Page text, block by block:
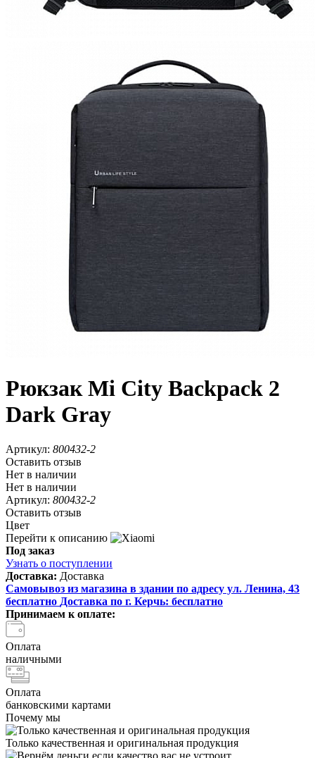
Рюкзак Mi City Backpack 2
Dark Gray
Артикул: 800432-2
Оставить отзыв
Нет в наличии
Нет в наличии
Артикул: 800432-2
Оставить отзыв
Цвет
Перейти к описанию
Под заказ
Узнать о поступлении
Доставка: Доставка
Самовывоз из магазина в здании по адресу ул. Ленина, 43
бесплатно Доставка по г. Керчь: бесплатно
Принимаем к оплате:
Оплата
наличными
Оплата
банковскими картами
Почему мы
Только качественная и оригинальная продукция